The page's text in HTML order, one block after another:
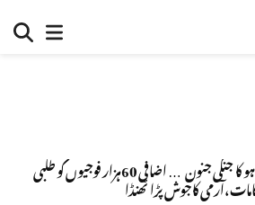
۔یتن یاہو کا جنگی جنون … اضافی 60ہزار فوجیوں کو طلبی
،آرمی کاجوش پڑا ٹھنڈا